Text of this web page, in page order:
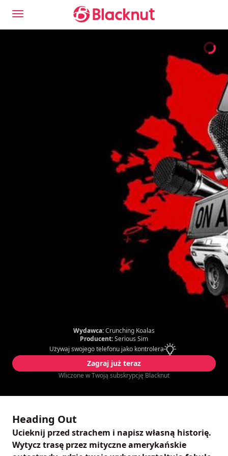
Wydawca:Crunching Koalas
Producent:Serious Sim
Używaj swojego telefonu jako kontrolera
Zagraj już teraz
Wliczone w Twoją subskrypcję Blacknut
Heading Out
Ucieknij przed strachem i napisz własną historię.
Wytycz trasę przez mityczne amerykańskie